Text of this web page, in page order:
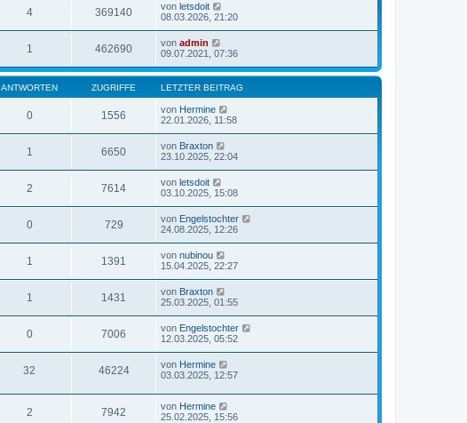
4 369140 von letsdoit
08.03.2026, 21:20
1 462690 von admin
09.07.2021, 07:36
ANTWORTEN ZUGRIFFE LETZTER BEITRAG
0 1556 von Hermine
22.01.2026, 11:58
1 6650 von Braxton
23.10.2025, 22:04
2 7614 von letsdoit
03.10.2025, 15:08
0 729 von Engelstochter
24.08.2025, 12:26
1 1391 von nubinou
15.04.2025, 22:27
1 1431 von Braxton
25.03.2025, 01:55
0 7006 von Engelstochter
12.03.2025, 05:52
32 46224 von Hermine
03.03.2025, 12:57
2 7942 von Hermine
25.02.2025, 15:56